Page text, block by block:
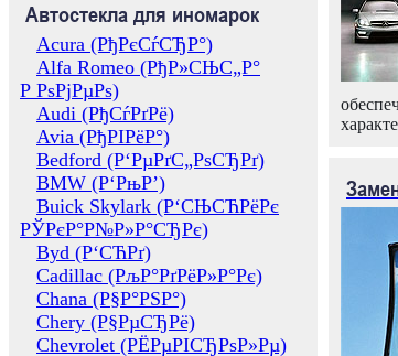
Автостекла для иномарок
Acura (РђРєСѓСЂР°)
Alfa Romeo (РђР»СЊС„Р°
Р РѕРјРµРѕ)
Audi (РђСѓРґРё)
Avia (РђРІРёР°)
Bedford (Р‘РµРґС„РѕСЂРґ)
BMW (Р‘РњР’)
Buick Skylark (Р‘СЊСЋРёРє
РЎРєР°Р№Р»Р°СЂРє)
Byd (Р‘СЋРґ)
Cadillac (РљР°РґРёР»Р°Рє)
Chana (Р§Р°РЅР°)
Chery (Р§РµСЂРё)
Chevrolet (РЁРµРІСЂРѕР»Рµ)